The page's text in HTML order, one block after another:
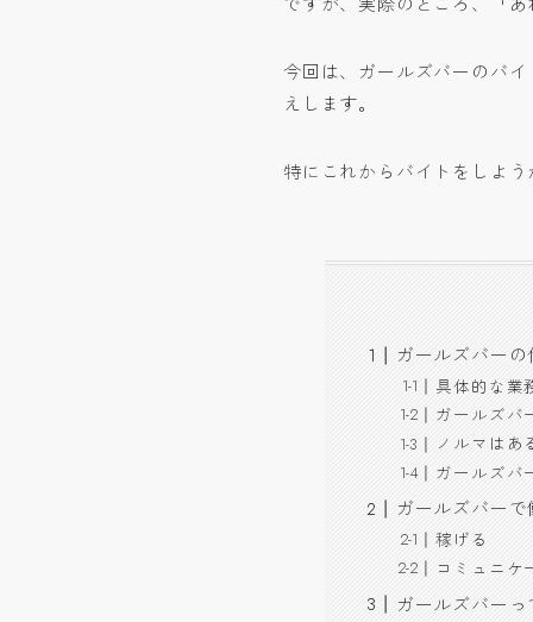
今回は、ガールズバーのバ
えします。
特にこれからバイトをしよ
ガールズバー
具体的な業
ガールズバ
ノルマはあ
ガールズバ
ガールズバー
稼げる
コミュニケ
ガールズバー